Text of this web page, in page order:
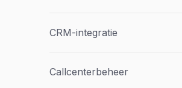
CRM-integratie
Callcenterbeheer